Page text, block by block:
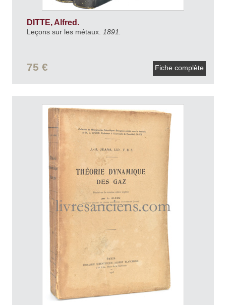
DITTE, Alfred.
Leçons sur les métaux. 1891.
75 € Fiche complète